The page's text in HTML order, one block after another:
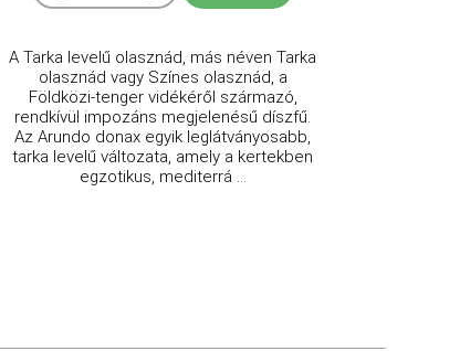
A Tarka levelű olasznád, más néven Tarka
olasznád vagy Színes olasznád, a
Földközi-tenger vidékéről származó,
rendkívül impozáns megjelenésű díszfű.
Az Arundo donax egyik leglátványosabb,
tarka levelű változata, amely a kertekben
egzotikus, mediterrá ...